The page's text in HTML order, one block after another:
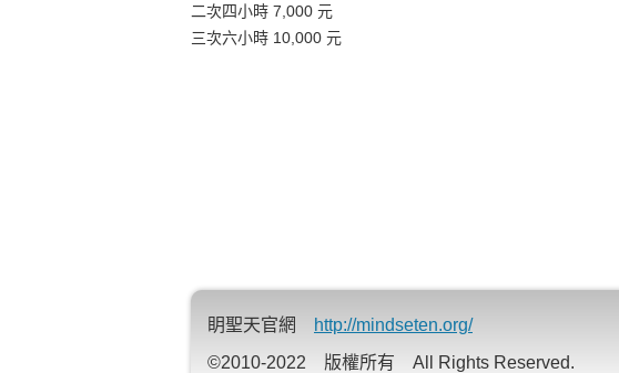
二次四小時 7,000 元
三次六小時 10,000 元
眀聖天官網
http://mindseten.org/
©2010-2022 版權所有 All Rights Reserved.